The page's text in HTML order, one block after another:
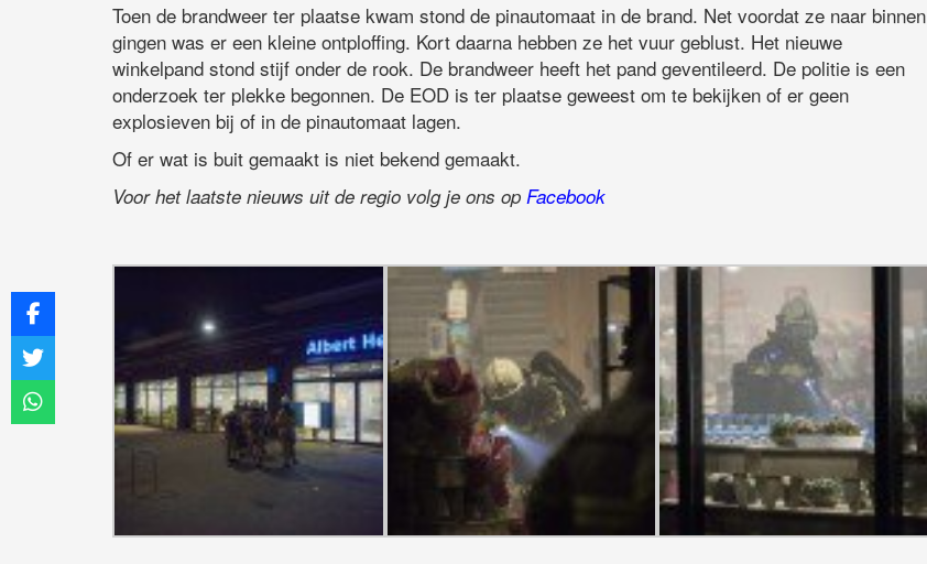
Toen de brandweer ter plaatse kwam stond de pinautomaat in de brand. Net voordat ze naar binnen
gingen was er een kleine ontploffing. Kort daarna hebben ze het vuur geblust. Het nieuwe
winkelpand stond stijf onder de rook. De brandweer heeft het pand geventileerd. De politie is een
onderzoek ter plekke begonnen. De EOD is ter plaatse geweest om te bekijken of er geen
explosieven bij of in de pinautomaat lagen.
Of er wat is buit gemaakt is niet bekend gemaakt.
Voor het laatste nieuws uit de regio volg je ons op Facebook